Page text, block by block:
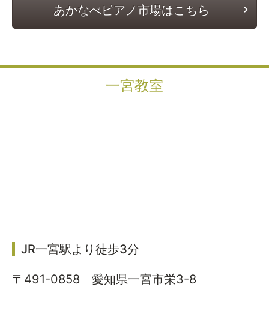
あかなべピアノ市場はこちら
一宮教室
JR一宮駅より徒歩3分
〒491-0858 愛知県一宮市栄3-8